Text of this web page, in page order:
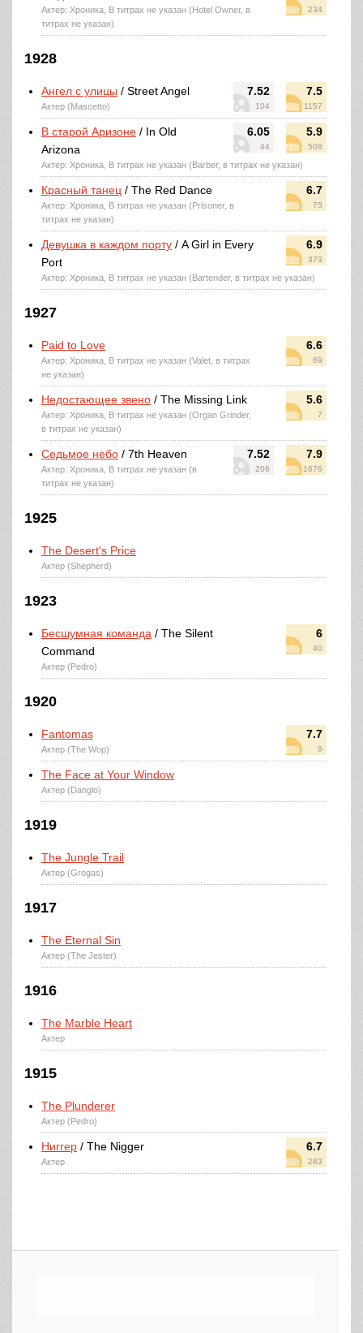
234
Актер: Хроника, В титрах не указан (Hotel Owner, в
титрах не указан)
1928
7.52
104
7.5
1157
Ангел с улицы / Street Angel
Актер (Mascetto)
6.05
44
5.9
508
В старой Аризоне / In Old
Arizona
Актер: Хроника, В титрах не указан (Barber, в титрах не указан)
6.7
75
Красный танец / The Red Dance
Актер: Хроника, В титрах не указан (Prisoner, в
титрах не указан)
6.9
373
Девушка в каждом порту / A Girl in Every
Port
Актер: Хроника, В титрах не указан (Bartender, в титрах не указан)
1927
6.6
69
Paid to Love
Актер: Хроника, В титрах не указан (Valet, в титрах
не указан)
5.6
7
Недостающее звено / The Missing Link
Актер: Хроника, В титрах не указан (Organ Grinder,
в титрах не указан)
7.52
206
7.9
1676
Седьмое небо / 7th Heaven
Актер: Хроника, В титрах не указан (в
титрах не указан)
1925
The Desert's Price
Актер (Shepherd)
1923
6
40
Бесшумная команда / The Silent
Command
Актер (Pedro)
1920
7.7
9
Fantomas
Актер (The Wop)
The Face at Your Window
Актер (Danglo)
1919
The Jungle Trail
Актер (Grogas)
1917
The Eternal Sin
Актер (The Jester)
1916
The Marble Heart
Актер
1915
The Plunderer
Актер (Pedro)
6.7
283
Ниггер / The Nigger
Актер